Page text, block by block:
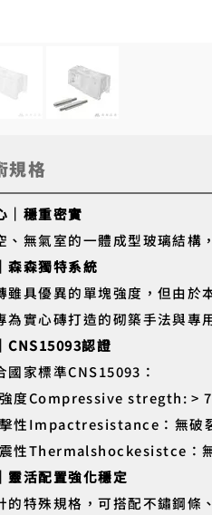
規格
｜穩重密實
、無氣室的一體成型玻璃結
森森獨特系統
雖具優異的單塊強度，但由
為實心磚打造的砌築手法與
CNS15093認證
國家標準CNS15093：
度Compressive stregth: >
性Impactresistance：無破
性Thermalshockesistce：
靈活配置強化穩定
的特殊規格，可搭配不鏽鋼